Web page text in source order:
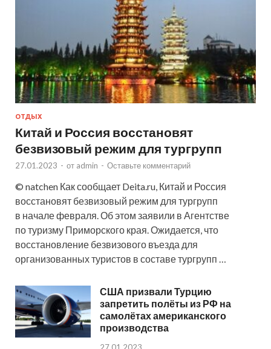
ОТДЫХ
Китай и Россия восстановят
безвизовый режим для тургрупп
27.01.2023 - от admin - Оставьте комментарий
© natchen Как сообщает Deita.ru, Китай и Россия
восстановят безвизовый режим для тургрупп
в начале февраля. Об этом заявили в Агентстве
по туризму Приморского края. Ожидается, что
восстановление безвизового въезда для
организованных туристов в составе тургрупп …
США призвали Турцию
запретить полёты из РФ на
самолётах американского
производства